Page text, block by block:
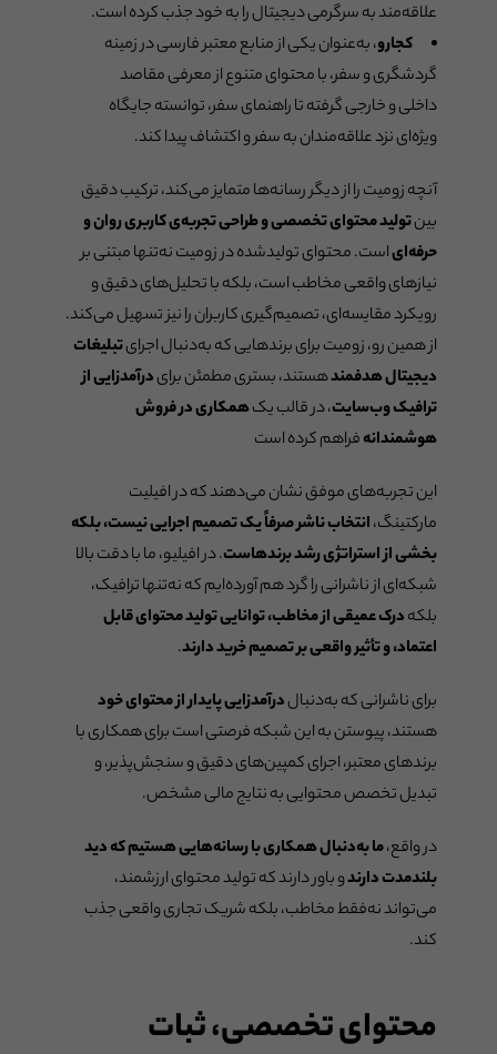
علاقه‌مند به سرگرمی دیجیتال را به خود جذب کرده است.
کجارو، به‌عنوان یکی از منابع معتبر فارسی در زمینه
گردشگری و سفر، با محتوای متنوع از معرفی مقاصد
داخلی و خارجی گرفته تا راهنمای سفر، توانسته جایگاه
ویژه‌ای نزد علاقه‌مندان به سفر و اکتشاف پیدا کند.
آنچه زومیت را از دیگر رسانه‌ها متمایز می‌کند، ترکیب دقیق
بینتولید محتوای تخصصی و طراحی تجربه‌ی کاربری روان و
حرفه‌ایاست. محتوای تولیدشده در زومیت نه‌تنها مبتنی بر
نیازهای واقعی مخاطب است، بلکه با تحلیل‌های دقیق و
رویکرد مقایسه‌ای، تصمیم‌گیری کاربران را نیز تسهیل می‌کند.
از همین رو، زومیت برای برندهایی که به‌دنبال اجرایتبلیغات
دیجیتال هدفمندهستند، بستری مطمئن برایدرآمدزایی از
ترافیک وب‌سایت، در قالب یکهمکاری در فروش
هوشمندانهفراهم کرده است
این تجربه‌های موفق نشان می‌دهند که در افیلیت
مارکتینگ،انتخاب ناشر صرفاً یک تصمیم اجرایی نیست، بلکه
بخشی از استراتژی رشد برندهاست. در افیلیو، ما با دقت بالا
شبکه‌ای از ناشرانی را گرد هم آورده‌ایم که نه‌تنها ترافیک،
بلکهدرک عمیقی از مخاطب، توانایی تولید محتوای قابل
اعتماد، و تأثیر واقعی بر تصمیم خرید دارند.
برای ناشرانی که به‌دنبالدرآمدزایی پایدار از محتوای خود
هستند، پیوستن به این شبکه فرصتی است برای همکاری با
برندهای معتبر، اجرای کمپین‌های دقیق و سنجش‌پذیر، و
تبدیل تخصص محتوایی به نتایج مالی مشخص.
در واقع،ما به‌دنبال همکاری با رسانه‌هایی هستیم که دید
بلندمدت دارندو باور دارند که تولید محتوای ارزشمند،
می‌تواند نه‌فقط مخاطب، بلکه شریک تجاری واقعی جذب
کند.
محتوای تخصصی، ثبات